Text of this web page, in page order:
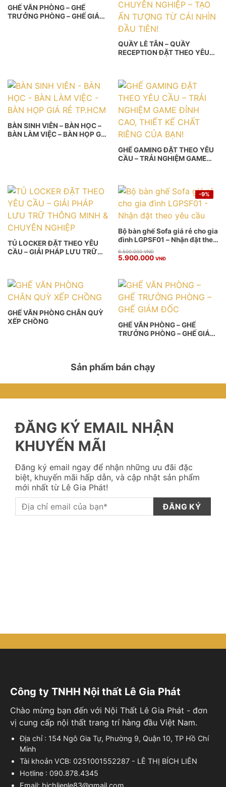
GHẾ VĂN PHÒNG – GHẾ
TRƯỞNG PHÒNG – GHẾ GIÁM
QUẦY LỄ TÂN – QUẦY
RECEPTION ĐẶT THEO YÊU
CÁI NHÌN ĐẦU TIÊN!
BÀN SINH VIÊN – BÀN HỌC –
BÀN LÀM VIỆC – BÀN HỌP GIÁ
GHẾ GAMING ĐẶT THEO YÊU
CẦU – TRẢI NGHIỆM GAME
TỦ LOCKER ĐẶT THEO YÊU
CẦU – GIẢI PHÁP LƯU TRỮ
-9%
Bộ bàn ghế Sofa giá rẻ cho gia
đình LGPSF01 – Nhận đặt theo
yêu cầu
6.500.000VNĐ
Giá
gốc
5.900.000 VNĐ
Giá
hiện
5.900.000 VNĐ.
GHẾ VĂN PHÒNG CHÂN QUỲ
XẾP CHỒNG
GHẾ VĂN PHÒNG – GHẾ
TRƯỞNG PHÒNG – GHẾ GIÁM
Sản phẩm bán chạy
ĐĂNG KÝ EMAIL NHẬN
KHUYẾN MÃI
Đăng ký email ngay để nhận những ưu đãi đặc
biệt, khuyến mãi hấp dẫn, và cập nhật sản phẩm
mới nhất từ Lê Gia Phát!
Công ty TNHH Nội thất Lê Gia Phát
Chào mừng bạn đến với Nội Thất Lê Gia Phát - đơn
vị cung cấp nội thất trang trí hàng đầu Việt Nam.
Địa chỉ : 154 Ngô Gia Tự, Phường 9, Quận 10, TP Hồ Chí
Minh
Tài khoản VCB: 0251001552287 - LÊ THỊ BÍCH LIÊN
Hotline : 090.878.4345
Email: bichlienle83@gmail.com